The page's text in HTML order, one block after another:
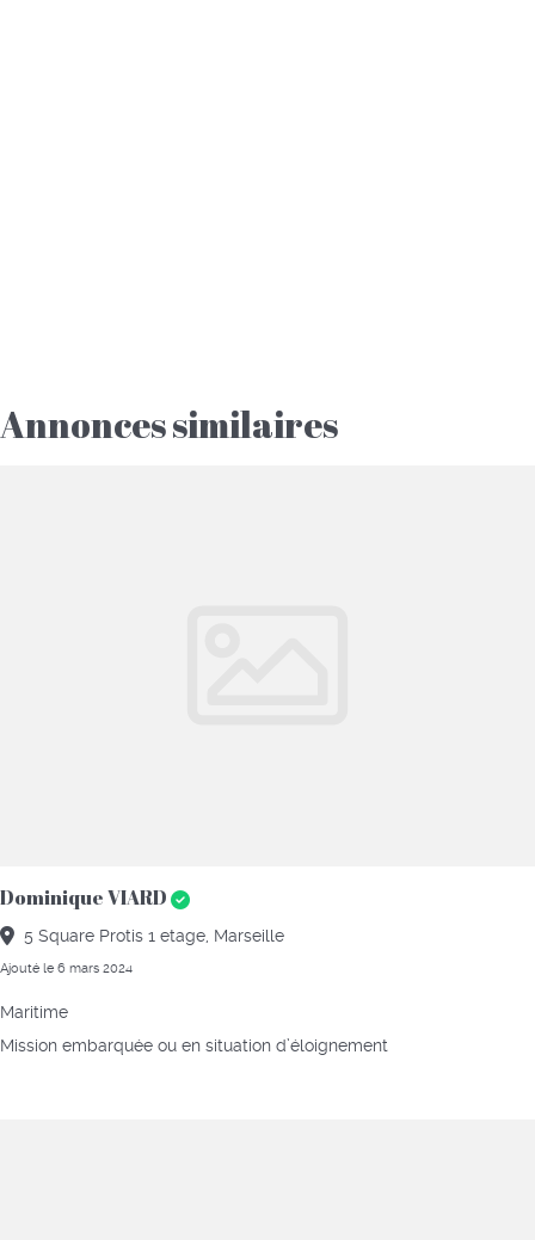
Annonces similaires
Dominique VIARD
5 Square Protis 1 etage, Marseille
Ajouté le 6 mars 2024
Maritime
Mission embarquée ou en situation d’éloignement